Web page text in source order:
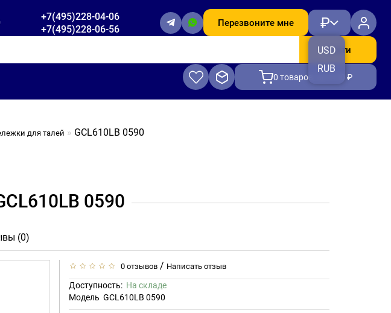
+7(495)228-04-06
+7(495)228-06-56
Перезвоните мне ₽
USD
RUB
Найти
0 товаров, на 0.00 ₽
для талей GCL610LB 0590
0590
(0)
0 отзывов / Написать отзыв
Доступность: На складе
Модель GCL610LB 0590